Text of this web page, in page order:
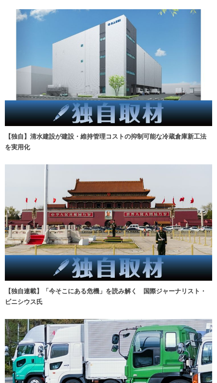
【独自】清水建設が建設・維持管理コストの抑制可能な冷蔵倉庫新工法
を実用化
【独自連載】「今そこにある危機」を読み解く 国際ジャーナリスト・
ビニシウス氏